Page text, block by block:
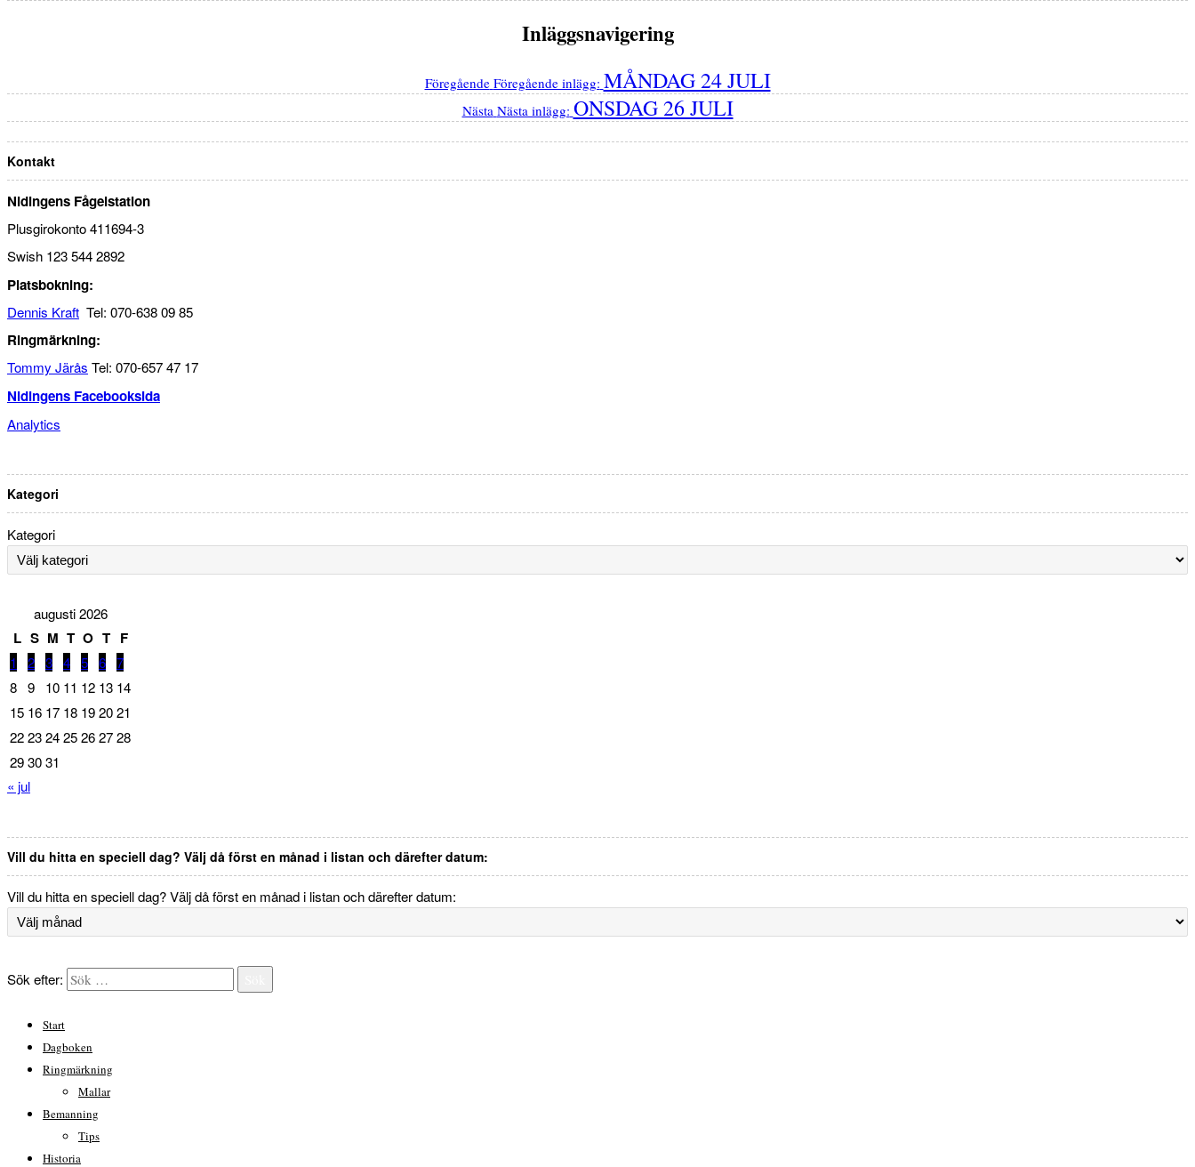
Inläggsnavigering
Föregående Föregående inlägg: MÅNDAG 24 JULI
Nästa Nästa inlägg: ONSDAG 26 JULI
Kontakt
Nidingens Fågelstation
Plusgirokonto 411694-3
Swish 123 544 2892
Platsbokning:
Dennis Kraft Tel: 070-638 09 85
Ringmärkning:
Tommy Järås Tel: 070-657 47 17
Nidingens Facebooksida
Analytics
Kategori
Kategori
augusti 2026
L S M T O T F
1 2 3 4 5 6 7
8 9 10 11 12 13 14
15 16 17 18 192021
22232425262728
293031
« jul
Vill du hitta en speciell dag? Välj då först en månad i listan och därefter datum:
Vill du hitta en speciell dag? Välj då först en månad i listan och därefter datum:
Sök efter:
Start
Dagboken
Ringmärkning
Mallar
Bemanning
Tips
Historia